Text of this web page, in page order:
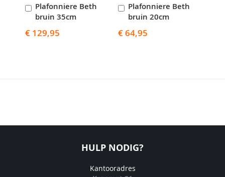
Plafonniere Beth
bruin 35cm
€ 129,95
In
Winkelwagen
Plafonniere Beth
bruin 20cm
€ 64,95
In
Winkelwagen
HULP NODIG?
Kantooradres